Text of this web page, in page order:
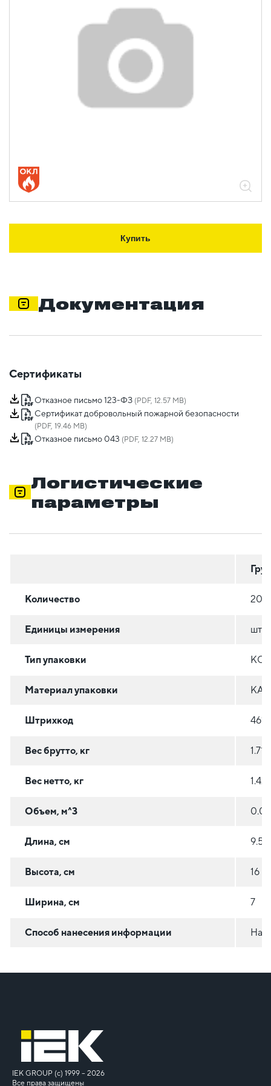
Купить
Документация
Сертификаты
Отказное письмо 123-ФЗ (PDF, 12.57 MB)
Сертификат добровольный пожарной безопасности
(PDF, 19.46 MB)
Отказное письмо 043 (PDF, 12.27 MB)
Логистические
параметры
Количество 20
Единицы измерения шт
Тип упаковки
Материал упаковки
Штрихкод
Вес брутто, кг 1.71
Вес нетто, кг 1.42
Объем, м^3
Длина, см 9.5
Высота, см 16
Ширина, см 7
Способ нанесения информации На
IEK GROUP (c) 1999 – 2026
Все права защищены